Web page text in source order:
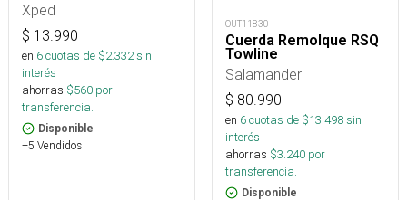
Xped
$ 13.990
en 6cuotas de $2.332sin
interés
ahorras $560 por
transferencia.
Disponible
+5 Vendidos
OUT11830
Cuerda Remolque RSQ
Towline
Salamander
$ 80.990
en 6cuotas de $13.498sin
interés
ahorras $3.240 por
transferencia.
Disponible